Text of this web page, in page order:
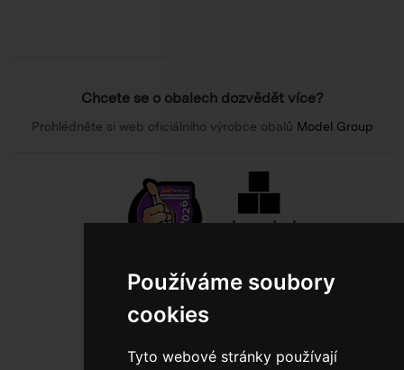
Používáme soubory
cookies
Tyto webové stránky používají
Chcete se o obalech dozvědět více?
Prohlédněte si web oficiálního výrobce obalů Model Group
800 10 10 77